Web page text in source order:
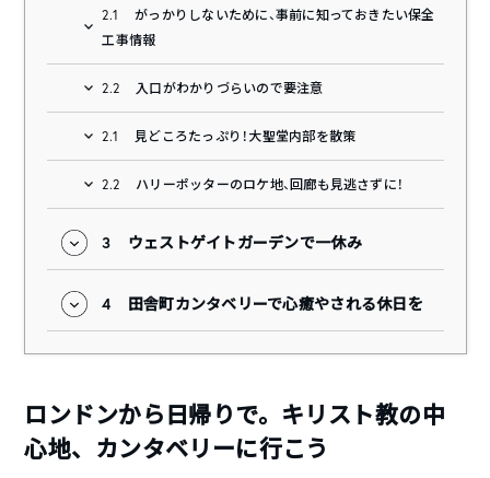
2.1
がっかりしないために、事前に知っておきたい保全
工事情報
2.2 入口がわかりづらいので要注意
2.1 見どころたっぷり！大聖堂内部を散策
2.2 ハリーポッターのロケ地、回廊も見逃さずに！
3 ウェストゲイトガーデンで一休み
4 田舎町カンタベリーで心癒やされる休日を
ロンドンから日帰りで。キリスト教の中
心地、カンタベリーに行こう